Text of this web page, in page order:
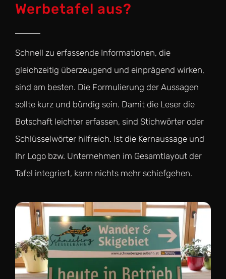
Werbetafel aus?
Schnell zu erfassende Informationen, die
gleichzeitig überzeugend und einprägend wirken,
sind am besten. Die Formulierung der Aussagen
sollte kurz und bündig sein. Damit die Leser die
Botschaft leichter erfassen, sind Stichwörter oder
Schlüsselwörter hilfreich. Ist die Kernaussage und
Ihr Logo bzw. Unternehmen im Gesamtlayout der
Tafel integriert, kann nichts mehr schiefgehen.